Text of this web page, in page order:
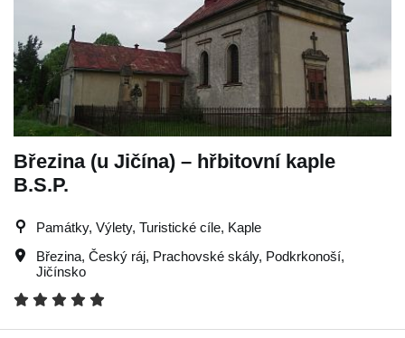
Březina (u Jičína) – hřbitovní kaple
B.S.P.
Památky, Výlety, Turistické cíle, Kaple
Březina, Český ráj, Prachovské skály, Podkrkonoší,
Jičínsko